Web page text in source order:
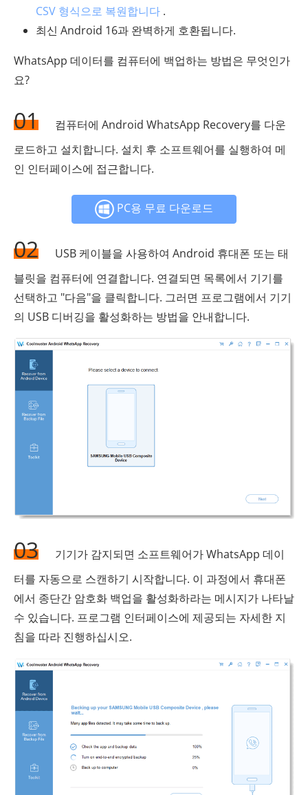
CSV 형식으로 복원합니다 .
최신 Android 16과 완벽하게 호환됩니다.
WhatsApp 데이터를 컴퓨터에 백업하는 방법은 무엇인가
요?
01
컴퓨터에 Android WhatsApp Recovery를 다운
로드하고 설치합니다. 설치 후 소프트웨어를 실행하여 메
인 인터페이스에 접근합니다.
PC용 무료 다운로드
02
USB 케이블을 사용하여 Android 휴대폰 또는 태
블릿을 컴퓨터에 연결합니다. 연결되면 목록에서 기기를
선택하고 "다음"을 클릭합니다. 그러면 프로그램에서 기기
의 USB 디버깅을 활성화하는 방법을 안내합니다.
03
기기가 감지되면 소프트웨어가 WhatsApp 데이
터를 자동으로 스캔하기 시작합니다. 이 과정에서 휴대폰
에서 종단간 암호화 백업을 활성화하라는 메시지가 나타날
수 있습니다. 프로그램 인터페이스에 제공되는 자세한 지
침을 따라 진행하십시오.